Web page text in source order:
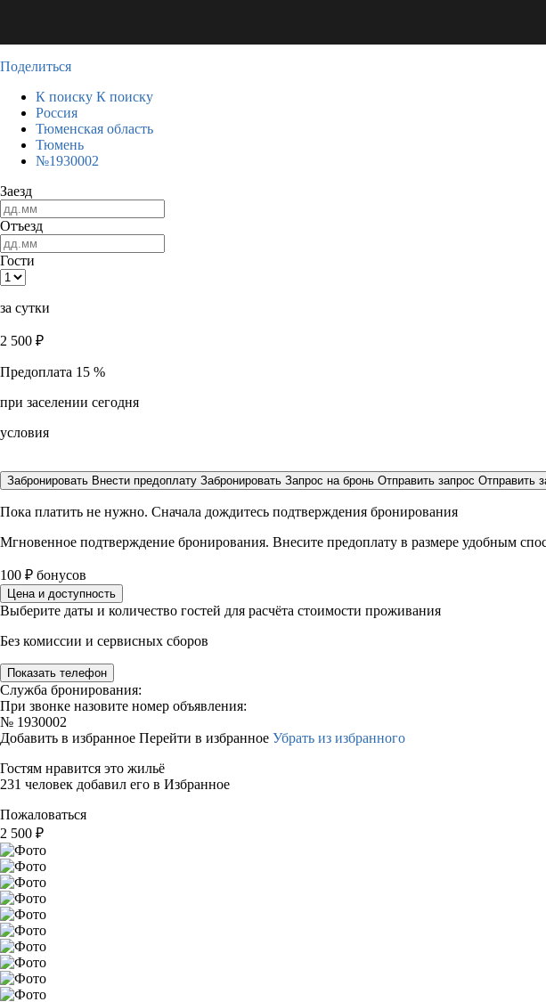
Поделиться
К поиску К поиску
Россия
Тюменская область
Тюмень
№1930002
Заезд
Отъезд
Гости
за сутки
2 500 ₽
Предоплата 15 %
при заселении сегодня
условия
Забронировать Внести предоплату Забронировать Запрос на бронь Отправить запрос Отправить
Пока платить не нужно. Сначала дождитесь подтверждения бронирования
Мгновенное подтверждение бронирования. Внесите предоплату в размере удобным
100 ₽ бонусов
Цена и доступность
Выберите даты и количество гостей для расчёта стоимости проживания
Без комиссии и сервисных сборов
Показать телефон
Служба бронирования:
При звонке назовите номер объявления:
№ 1930002
Добавить в избранное Перейти в избранное Убрать из избранного
Гостям нравится это жильё
231 человек добавил его в Избранное
Пожаловаться
2 500 ₽